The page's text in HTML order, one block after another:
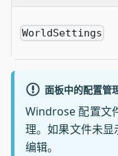
WorldSettings
面板中的配置管
Windrose 配置文
理。如果文件未
编辑。